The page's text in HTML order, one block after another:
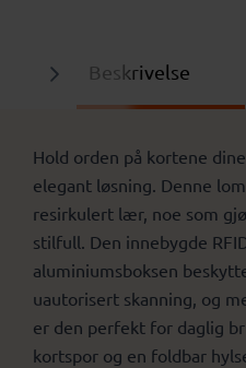
Beskrivelse
Hold orden på kortene
elegant løsning. Denne
resirkulert lær, noe som
stilfull. Den innebygde
aluminiumsboksen
uautorisert skanning, og
er den perfekt for daglig
kortspor og en foldbar